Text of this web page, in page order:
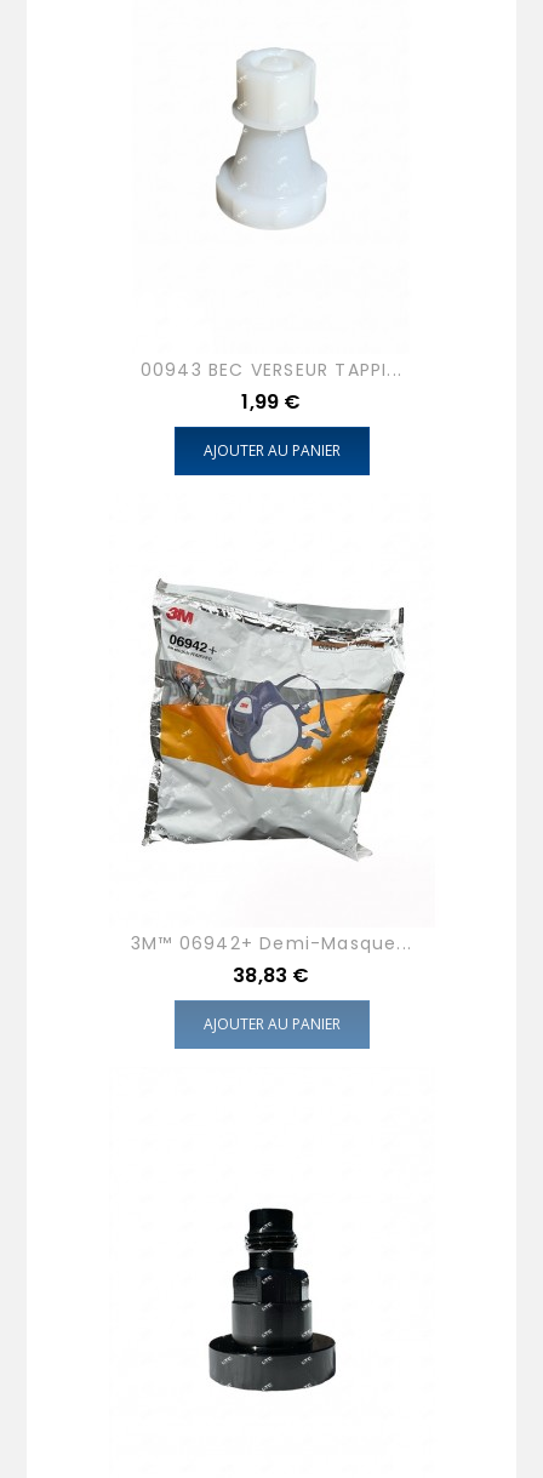
00943 BEC VERSEUR TAPPI...
Prix
1,99 €
AJOUTER AU PANIER
3M™ 06942+ Demi-Masque...
Prix
38,83 €
AJOUTER AU PANIER